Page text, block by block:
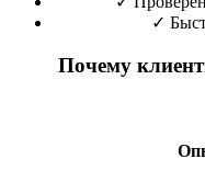
✓
Почему